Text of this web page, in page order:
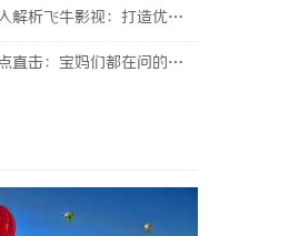
析飞牛影视：打造优质影视体验的先锋平台
：宝妈们都在问的“绿色环保母婴纸巾”到底怎么选？